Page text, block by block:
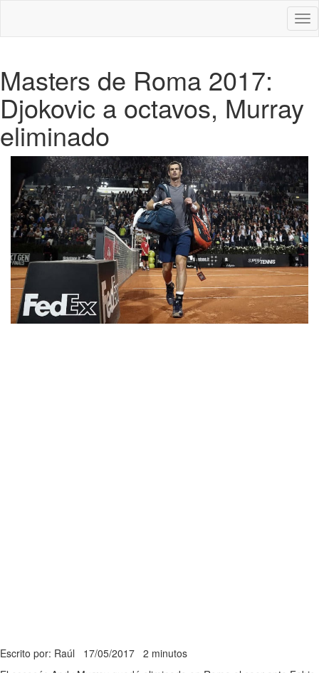
Masters de Roma 2017:
Djokovic a octavos, Murray
eliminado
Escrito por: Raúl 17/05/2017 2 minutos